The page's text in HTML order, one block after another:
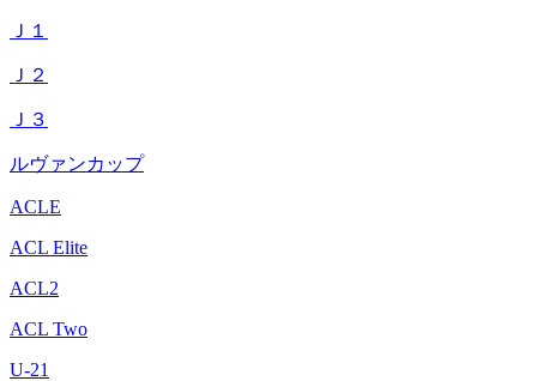
Ｊ１
Ｊ２
Ｊ３
ルヴァンカップ
ACLE
ACL Elite
ACL2
ACL Two
U-21